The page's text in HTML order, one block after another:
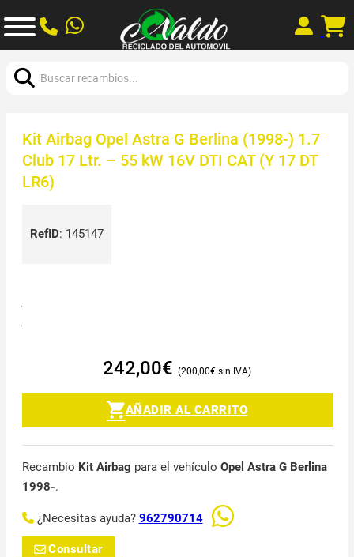
Kit Airbag Opel Astra G Berlina (1998-) 1.7
Club 17 Ltr. – 55 kW 16V DTI CAT (Y 17 DT
LR6)
RefID: 145147
242,00€ 200,00€
AÑADIR AL CARRITO
Recambio Kit Airbag para el vehículo Opel Astra G Berlina
1998-.
¿Necesitas ayuda? 962790714
Consultar